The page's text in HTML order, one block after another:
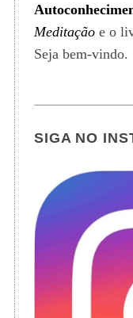
Meditaçãoe o
Seja bem-vindo.
SIGA NO